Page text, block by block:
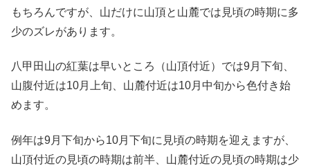
もちろんですが、山だけに山頂と山麓では見頃の時期に多
少のズレがあります。
八甲田山の紅葉は早いところ（山頂付近）では9月下旬、
山腹付近は10月上旬、山麓付近は10月中旬から色付き始
めます。
例年は9月下旬から10月下旬に見頃の時期を迎えますが、
山頂付近の見頃の時期は前半、山麓付近の見頃の時期は少